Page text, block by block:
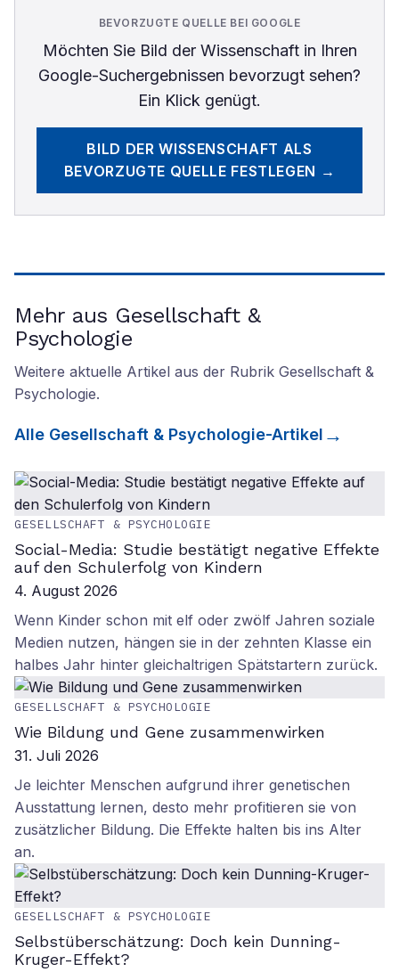
BEVORZUGTE QUELLE BEI GOOGLE
Möchten Sie Bild der Wissenschaftin Ihren
Google-Suchergebnissen bevorzugt sehen?
Ein Klick genügt.
BILD DER WISSENSCHAFT ALS
BEVORZUGTE QUELLE FESTLEGEN →
Mehr aus Gesellschaft &
Psychologie
Weitere aktuelle Artikel aus der Rubrik Gesellschaft &
Psychologie.
Alle Gesellschaft & Psychologie-Artikel
GESELLSCHAFT & PSYCHOLOGIE
Social-Media: Studie bestätigt negative Effekte
auf den Schulerfolg von Kindern
4. August 2026
Wenn Kinder schon mit elf oder zwölf Jahren soziale
Medien nutzen, hängen sie in der zehnten Klasse ein
halbes Jahr hinter gleichaltrigen Spätstartern zurück.
GESELLSCHAFT & PSYCHOLOGIE
Wie Bildung und Gene zusammenwirken
31. Juli 2026
Je leichter Menschen aufgrund ihrer genetischen
Ausstattung lernen, desto mehr profitieren sie von
zusätzlicher Bildung. Die Effekte halten bis ins Alter
an.
GESELLSCHAFT & PSYCHOLOGIE
Selbstüberschätzung: Doch kein Dunning-
Kruger-Effekt?